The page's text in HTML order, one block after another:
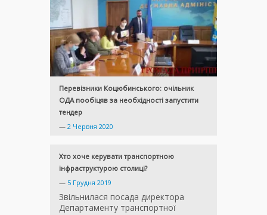
Перевізники Коцюбинського: очільник
ОДА пообіцяв за необхідності запустити
тендер
— 2 Червня 2020
Хто хоче керувати транспортною
інфраструктурою столиці?
— 5 Грудня 2019
Звільнилася посада директора
Департаменту транспортної